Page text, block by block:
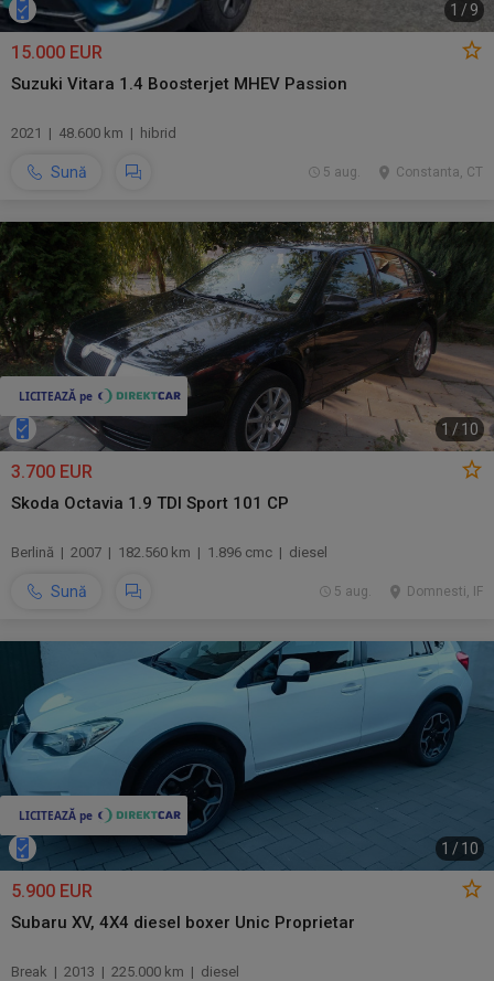
1 / 9
15.000 EUR
Suzuki Vitara 1.4 Boosterjet MHEV Passion
2021 | 48.600 km | hibrid
Sună Constanta, CT
5 aug.
1 /10
3.700 EUR
Skoda Octavia 1.9 TDI Sport 101 CP
Berlină | 2007 | 182.560 km | 1.896 cmc | diesel
Sună Domnesti, IF
5 aug.
1 / 10
5.900 EUR
Subaru XV, 4X4 diesel boxer Unic Proprietar
Break | 2013 | 225.000 km | diesel